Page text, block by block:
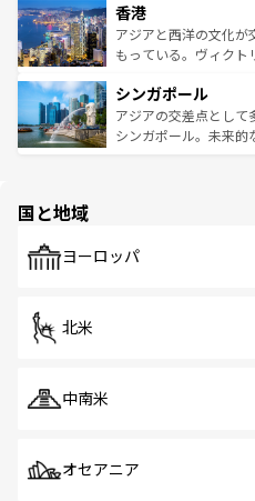
とつ。フォーやバイン
ひ現地で味わいたい。
が旅行者を迎えてくれ
参照してほしい。
の活気が交差している
帯で自然と触れ合い、
いビーチでリゾート気
激する。気候は一年中
が待っている。親しみ
た文化、そして多様な
香港
アジアと西洋の文化が
もっている。ヴィクト
み、どこを訪れても感
ており、効率よく見ど
うな絶景から文化的な
シンガポール
アジアの交差点として
シンガポール。未来的
で、ホーカーズは地元
国と地域
ヨーロッパ
北米
中南米
オセアニア